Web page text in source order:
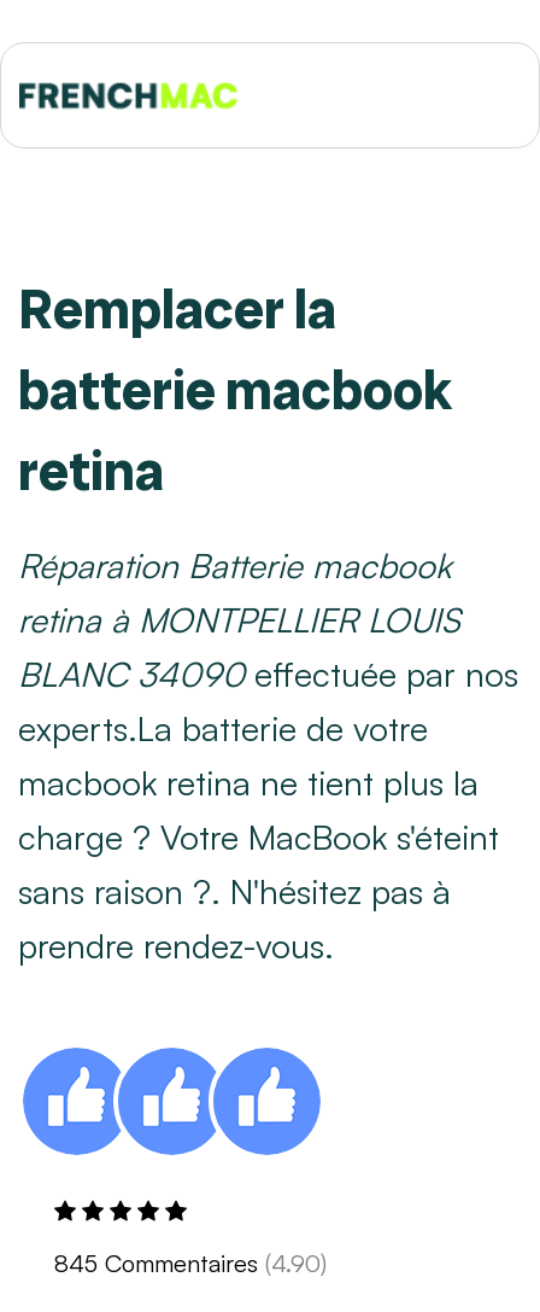
Remplacer la
batterie macbook
retina
Réparation Batterie macbook
retina à MONTPELLIER LOUIS
BLANC 34090effectuée par nos
experts.La batterie de votre
macbook retina ne tient plus la
charge ? Votre MacBook s'éteint
sans raison ?. N'hésitez pas à
prendre rendez-vous.
845 Commentaires (4.90)